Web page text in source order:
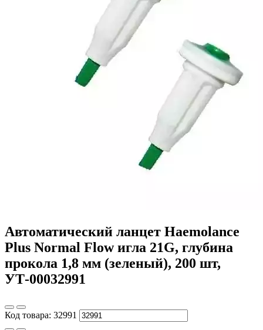
Автоматический ланцет Haemolance
Plus Normal Flow игла 21G, глубина
прокола 1,8 мм (зеленый), 200 шт,
УТ-00032991
Код товара: 32991